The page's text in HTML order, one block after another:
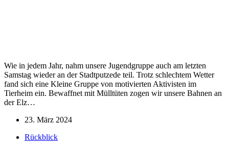
Wie in jedem Jahr, nahm unsere Jugendgruppe auch am letzten
Samstag wieder an der Stadtputzede teil. Trotz schlechtem Wetter
fand sich eine Kleine Gruppe von motivierten Aktivisten im
Tierheim ein. Bewaffnet mit Mülltüten zogen wir unsere Bahnen an
der Elz…
23. März 2024
Rückblick